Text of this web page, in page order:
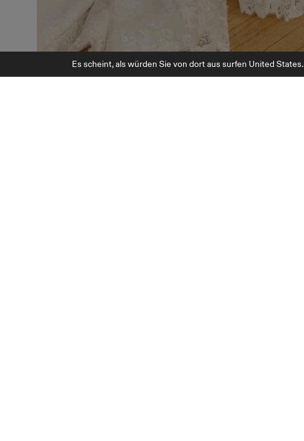
Es scheint, als würden Sie von dort aus surfen United States.